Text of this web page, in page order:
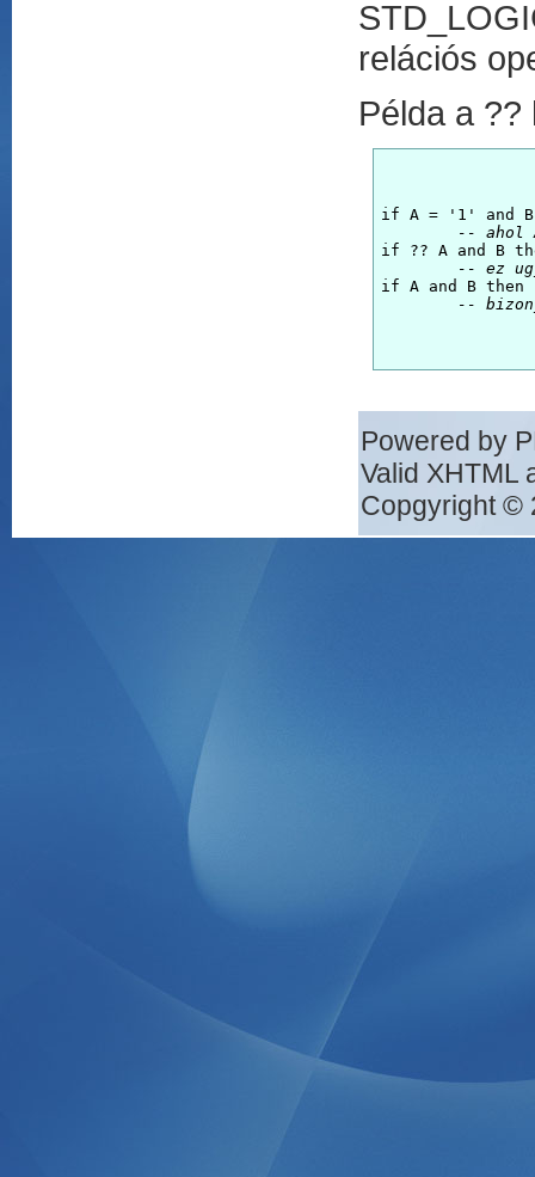
relációs
Példa a
if A = '1' and
-- ahol
if ?? A and B
-- ez
if A and B
--
Powered by
Valid XHTML
Copgyright ©